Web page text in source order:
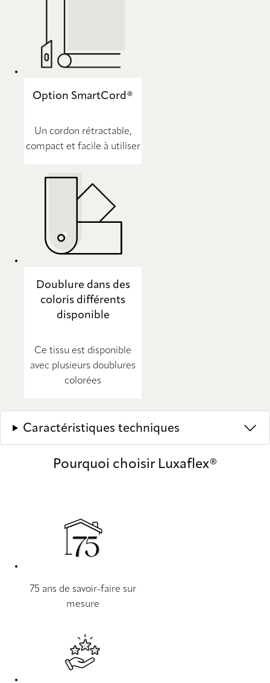
Option SmartCord®
Un cordon rétractable,
compact et facile à utiliser
Doublure dans des
coloris différents
disponible
Ce tissu est disponible
avec plusieurs doublures
colorées
Caractéristiques techniques
Pourquoi choisir Luxaflex®
75 ans de savoir-faire sur
mesure